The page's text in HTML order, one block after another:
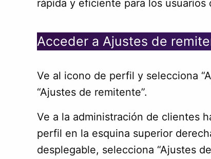
rápida y eficiente para los
Acceder a Ajustes de
Ve al icono de perfil y selecciona
“Ajustes de remitente”.
Ve a la administración de clientes
perfil en la esquina superior
desplegable, selecciona “Ajustes